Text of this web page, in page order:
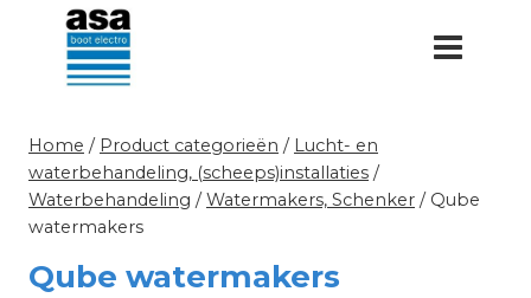
Doorgaan
inhoud
Home / Product categorieën / Lucht- en
waterbehandeling, (scheeps)installaties /
Waterbehandeling / Watermakers, Schenker / Qube
watermakers
Qube watermakers